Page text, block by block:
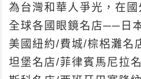
為台灣和華人爭光，在國
全球各國眼鏡名店──日
美國紐約/費城/棕梠灘名
坦堡名店/菲律賓馬尼拉